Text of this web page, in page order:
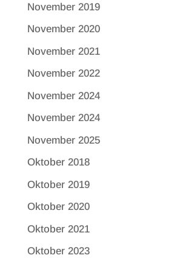
November 2019
November 2020
November 2021
November 2022
November 2024
November 2024
November 2025
Oktober 2018
Oktober 2019
Oktober 2020
Oktober 2021
Oktober 2023